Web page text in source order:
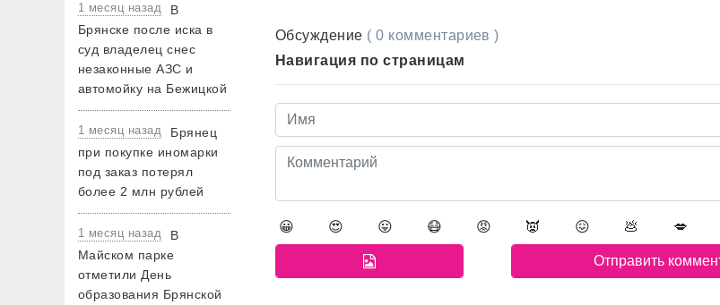
1 месяц назад
В
Брянске после иска в
суд владелец снес
незаконные АЗС и
автомойку на Бежицкой
1 месяц назад
Брянец
при покупке иномарки
под заказ потерял
более 2 млн рублей
1 месяц назад
В
Майском парке
отметили День
образования Брянской
Обсуждение ( 0 комментариев )
Навигация по страницам
😀 😍 😛 😷 😡 👿 😖 💩 💋